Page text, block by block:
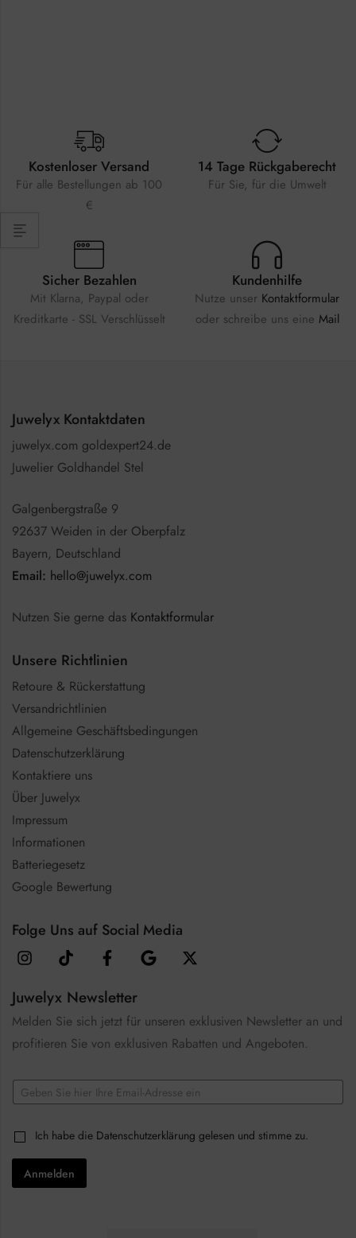
Kostenloser Versand
Für alle Bestellungen ab 100
€
14 Tage Rückgaberecht
Für Sie, für die Umwelt
Sicher Bezahlen
Mit Klarna, Paypal oder
Kreditkarte - SSL Verschlüsselt
Kundenhilfe
Nutze unser Kontaktformular
oder schreibe uns eine Mail
Juwelyx Kontaktdaten
juwelyx.com goldexpert24.de
Juwelier Goldhandel Stel
Galgenbergstraße 9
92637 Weiden in der Oberpfalz
Bayern, Deutschland
Email: hello@juwelyx.com
Nutzen Sie gerne das Kontaktformular
Unsere Richtlinien
Retoure & Rückerstattung
Versandrichtlinien
Allgemeine Geschäftsbedingungen
Datenschutzerklärung
Kontaktiere uns
Über Juwelyx
Impressum
Informationen
Batteriegesetz
Google Bewertung
Folge Uns auf Social Media
Juwelyx Newsletter
Melden Sie sich jetzt für unseren exklusiven Newsletter an und
profitieren Sie von exklusiven Rabatten und Angeboten.
E
m
lm
i
E
C
h
e
k
Ich habe die Datenschutzerklärung gelesen und stimme zu.
Anmelden